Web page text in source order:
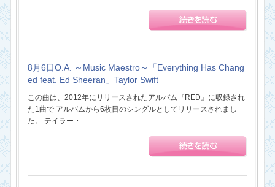
8月6日O.A. ～Music Maestro～「Everything Has Chang
ed feat. Ed Sheeran」Taylor Swift
この曲は、2012年にリリースされたアルバム『RED』に収録され
た1曲で アルバムから6枚目のシングルとしてリリースされまし
た。 テイラー・...